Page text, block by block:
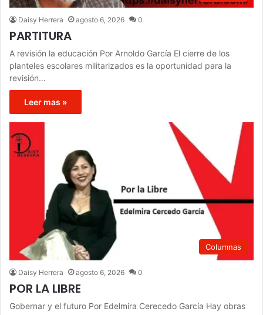
Daisy Herrera agosto 6, 2026 0
PARTITURA
A revisión la educación Por Arnoldo García El cierre de los
planteles escolares militarizados es la oportunidad para la
revisión…
Leer mas »
Columnas
Daisy Herrera agosto 6, 2026 0
POR LA LIBRE
Gobernar y el futuro Por Edelmira Cerecedo García Hay obras